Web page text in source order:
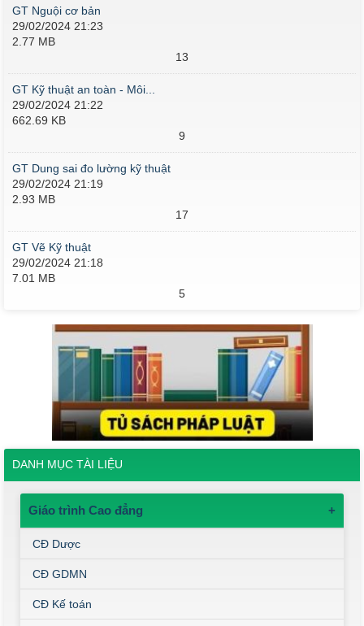
GT Nguội cơ bản
29/02/2024 21:23
2.77 MB
13
GT Kỹ thuật an toàn - Môi...
29/02/2024 21:22
662.69 KB
9
GT Dung sai đo lường kỹ thuật
29/02/2024 21:19
2.93 MB
17
GT Vẽ Kỹ thuật
29/02/2024 21:18
7.01 MB
5
DANH MỤC TÀI LIỆU
Giáo trình Cao đẳng +
CĐ Dược
CĐ GDMN
CĐ Kế toán